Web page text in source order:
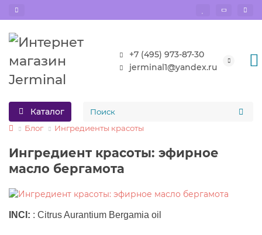
+7 (495) 973-87-30
jerminal1@yandex.ru
Каталог
Блог Ингредиенты красоты
Ингредиент красоты: эфирное
масло бергамота
INCI: : Citrus Aurantium Bergamia oil